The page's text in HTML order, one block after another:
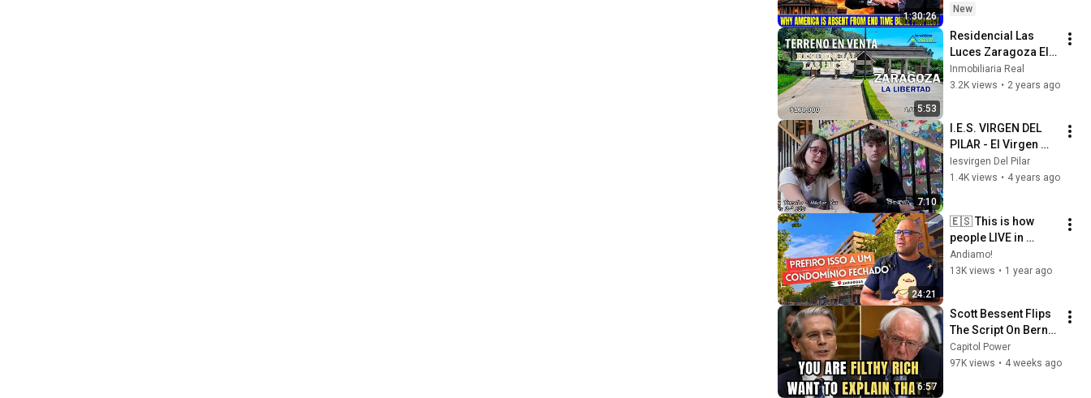
1:30:26
Bible Prophecy 💥🔴
Sermons
New
5:53
Residencial Las
Luces Zaragoza El
Salvador
Inmobiliaria Real
3.2K views • 2 years ago
7:10
I.E.S. VIRGEN DEL
PILAR - El Virgen
deja huella
Iesvirgen Del Pilar
1.4K views • 4 years ago
24:21
🇪🇸 This is how
people LIVE in
#ZARAGOZA [cc
ENG]
Andiamo!
13K views • 1 year ago
6:57
Scott Bessent Flips
The Script On Bernie
Sanders With One
Biden Question
Capitol Power
97K views • 4 weeks ago